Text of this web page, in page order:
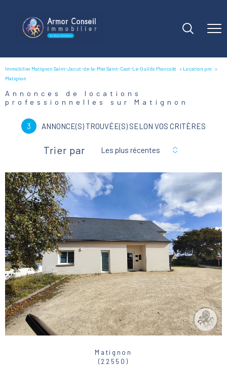
Immobilier Matignon Saint-Jacut-de-la-Mer Saint-Cast-Le-Guildo Plancoët
Location pro
Matignon
Annonces de locations
professionnelles sur Matignon
3 ANNONCE(S) TROUVÉE(S) SELON VOS CRITÈRES
Trier par Les plus récentes
Matignon
(22550)